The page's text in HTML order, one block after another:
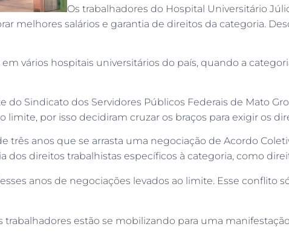
Os trabalhadores do Hospital Universitário
melhores salários e garantia de direitos da categoria.
vários hospitais universitários do país, quando a
do Sindicato dos Servidores Públicos Federais de Mato
limite, por isso decidiram cruzar os braços para exigir os
três anos que se arrasta uma negociação de Acordo
dos direitos trabalhistas específicos à categoria, como
anos de negociações levados ao limite. Esse
trabalhadores estão se mobilizando para uma